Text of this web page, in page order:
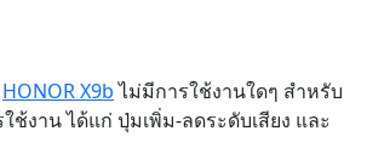
HONOR X9bไม่มีการใช้งานใดๆ สำหรับ
ช้งาน ได้แก่ ปุ่มเพิ่ม-ลดระดับเสียง และ